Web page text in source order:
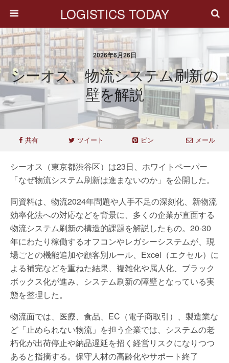
LOGISTICS TODAY
2026年6月26日
シーオス、物流システム刷新の
壁を解説
共有 ツイート ピン メール
シーオス（東京都渋谷区）は23日、ホワイトペーパー
「なぜ物流システム刷新は進まないのか」を公開した。
同資料は、物流2024年問題や人手不足の深刻化、新物流
効率化法への対応などを背景に、多くの企業が直面する
物流システム刷新の構造的課題を解説したもの。20-30
年にわたり稼働するオフコンやレガシーシステムが、現
場ごとの機能追加や顧客別ルール、Excel（エクセル）に
よる補完などを重ねた結果、複雑化や属人化、ブラック
ボックス化が進み、システム刷新の障壁となっている実
態を整理した。
物流面では、医療、食品、EC（電子商取引）、製造業な
ど「止められない物流」を担う企業では、システムの老
朽化が出荷停止や納品遅延を招く経営リスクになりつつ
あると指摘する。保守人材の高齢化やサポート終了